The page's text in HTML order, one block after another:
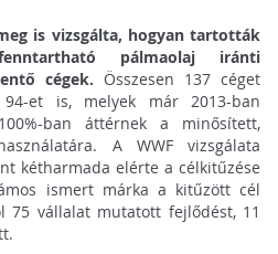
is vizsgálta, hogyan tartották
pálmaolaj iránti
cégek. Összesen 137 céget
et is, melyek már 2013-ban
ban áttérnek a minősített,
A WWF vizsgálata
kétharmada elérte a célkitűzése
ismert márka a kitűzött cél
vállalat mutatott fejlődést, 11